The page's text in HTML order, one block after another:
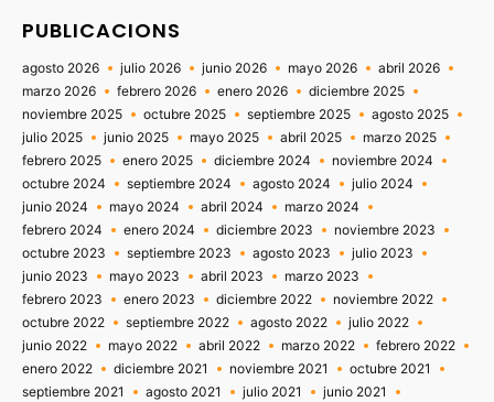
PUBLICACIONS
agosto 2026 julio 2026 junio 2026 mayo 2026
abril 2026
marzo 2026
febrero 2026 enero 2026
diciembre 2025
noviembre 2025
octubre 2025 septiembre 2025
agosto 2025
julio 2025
junio 2025 mayo 2025 abril 2025
marzo 2025
febrero 2025
enero 2025 diciembre 2024
noviembre 2024
octubre 2024
septiembre 2024 agosto 2024
julio 2024
junio 2024
mayo 2024 abril 2024
marzo 2024
febrero 2024
enero 2024 diciembre 2023
noviembre 2023
octubre 2023
septiembre 2023 agosto 2023
julio 2023
junio 2023
mayo 2023 abril 2023
marzo 2023
febrero 2023
enero 2023 diciembre 2022
noviembre 2022
octubre 2022
septiembre 2022 agosto 2022
julio 2022
junio 2022
mayo 2022 abril 2022 marzo 2022
febrero 2022
enero 2022
diciembre 2021 noviembre 2021
octubre 2021
septiembre 2021
agosto 2021 julio 2021
junio 2021